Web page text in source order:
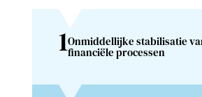
1Onmiddellijke stabilisatie
financiële processen